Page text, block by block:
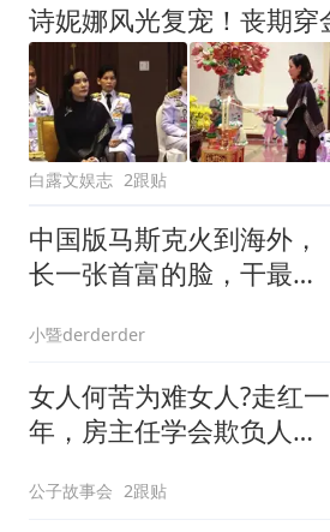
白露文娱志 2跟贴
中国版马斯克火到海外，
长一张首富的脸，干最接
小暨derderder
女人何苦为难女人?走红一
年，房主任学会欺负人
公子故事会 2跟贴